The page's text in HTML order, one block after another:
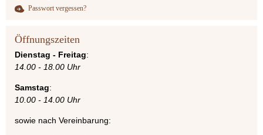
Passwort vergessen?
Öffnungszeiten
Dienstag - Freitag:
14.00 - 18.00 Uhr
Samstag:
10.00 - 14.00 Uhr
sowie nach Vereinbarung: